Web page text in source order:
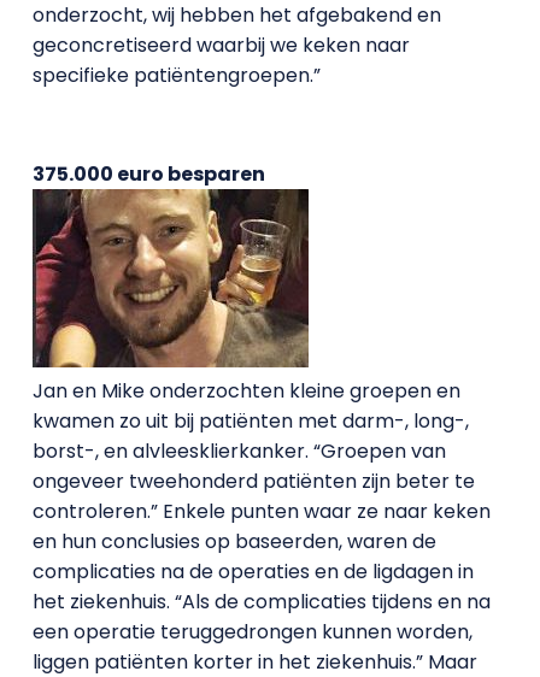
onderzocht, wij hebben het afgebakend en
geconcretiseerd waarbij we keken naar
specifieke patiëntengroepen.”
375.000 euro besparen
Jan en Mike onderzochten kleine groepen en
kwamen zo uit bij patiënten met darm-, long-,
borst-, en alvleesklierkanker. “Groepen van
ongeveer tweehonderd patiënten zijn beter te
controleren.” Enkele punten waar ze naar keken
en hun conclusies op baseerden, waren de
complicaties na de operaties en de ligdagen in
het ziekenhuis. “Als de complicaties tijdens en na
een operatie teruggedrongen kunnen worden,
liggen patiënten korter in het ziekenhuis.” Maar